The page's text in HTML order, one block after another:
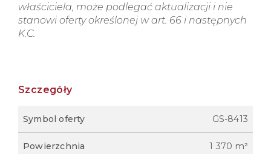
właściciela, może podlegać aktualizacji i nie
stanowi oferty określonej w art. 66 i następnych
K.C.
Szczegóły
Symbol oferty GS-8413
Powierzchnia 1 370 m²